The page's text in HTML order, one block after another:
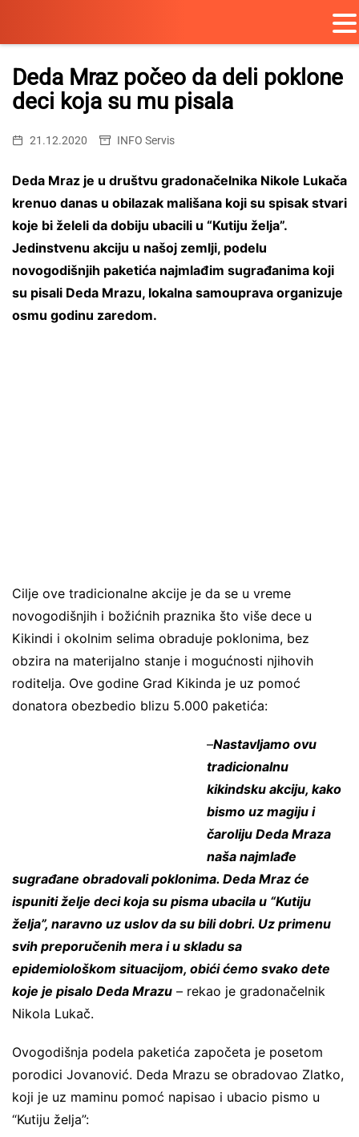
Skip
content
Deda Mraz počeo da deli poklone
deci koja su mu pisala
21.12.2020 INFO Servis
Deda Mraz je u društvu gradonačelnika Nikole Lukača
krenuo danas u obilazak mališana koji su spisak stvari
koje bi želeli da dobiju ubacili u “Kutiju želja”.
Jedinstvenu akciju u našoj zemlji, podelu
novogodišnjih paketića najmlađim sugrađanima koji
su pisali Deda Mrazu, lokalna samouprava organizuje
osmu godinu zaredom.
Cilje ove tradicionalne akcije je da se u vreme
novogodišnjih i božićnih praznika što više dece u
Kikindi i okolnim selima obraduje poklonima, bez
obzira na materijalno stanje i mogućnosti njihovih
roditelja. Ove godine Grad Kikinda je uz pomoć
donatora obezbedio blizu 5.000 paketića:
–Nastavljamo ovu
tradicionalnu
kikindsku akciju, kako
bismo uz magiju i
čaroliju Deda Mraza
naša najmlađe
sugrađane obradovali poklonima. Deda Mraz će
ispuniti želje deci koja su pisma ubacila u “Kutiju
želja”, naravno uz uslov da su bili dobri. Uz primenu
svih preporučenih mera i u skladu sa
epidemiološkom situacijom, obići ćemo svako dete
koje je pisalo Deda Mrazu – rekao je gradonačelnik
Nikola Lukač.
Ovogodišnja podela paketića započeta je posetom
porodici Jovanović. Deda Mrazu se obradovao Zlatko,
koji je uz maminu pomoć napisao i ubacio pismo u
“Kutiju želja”: